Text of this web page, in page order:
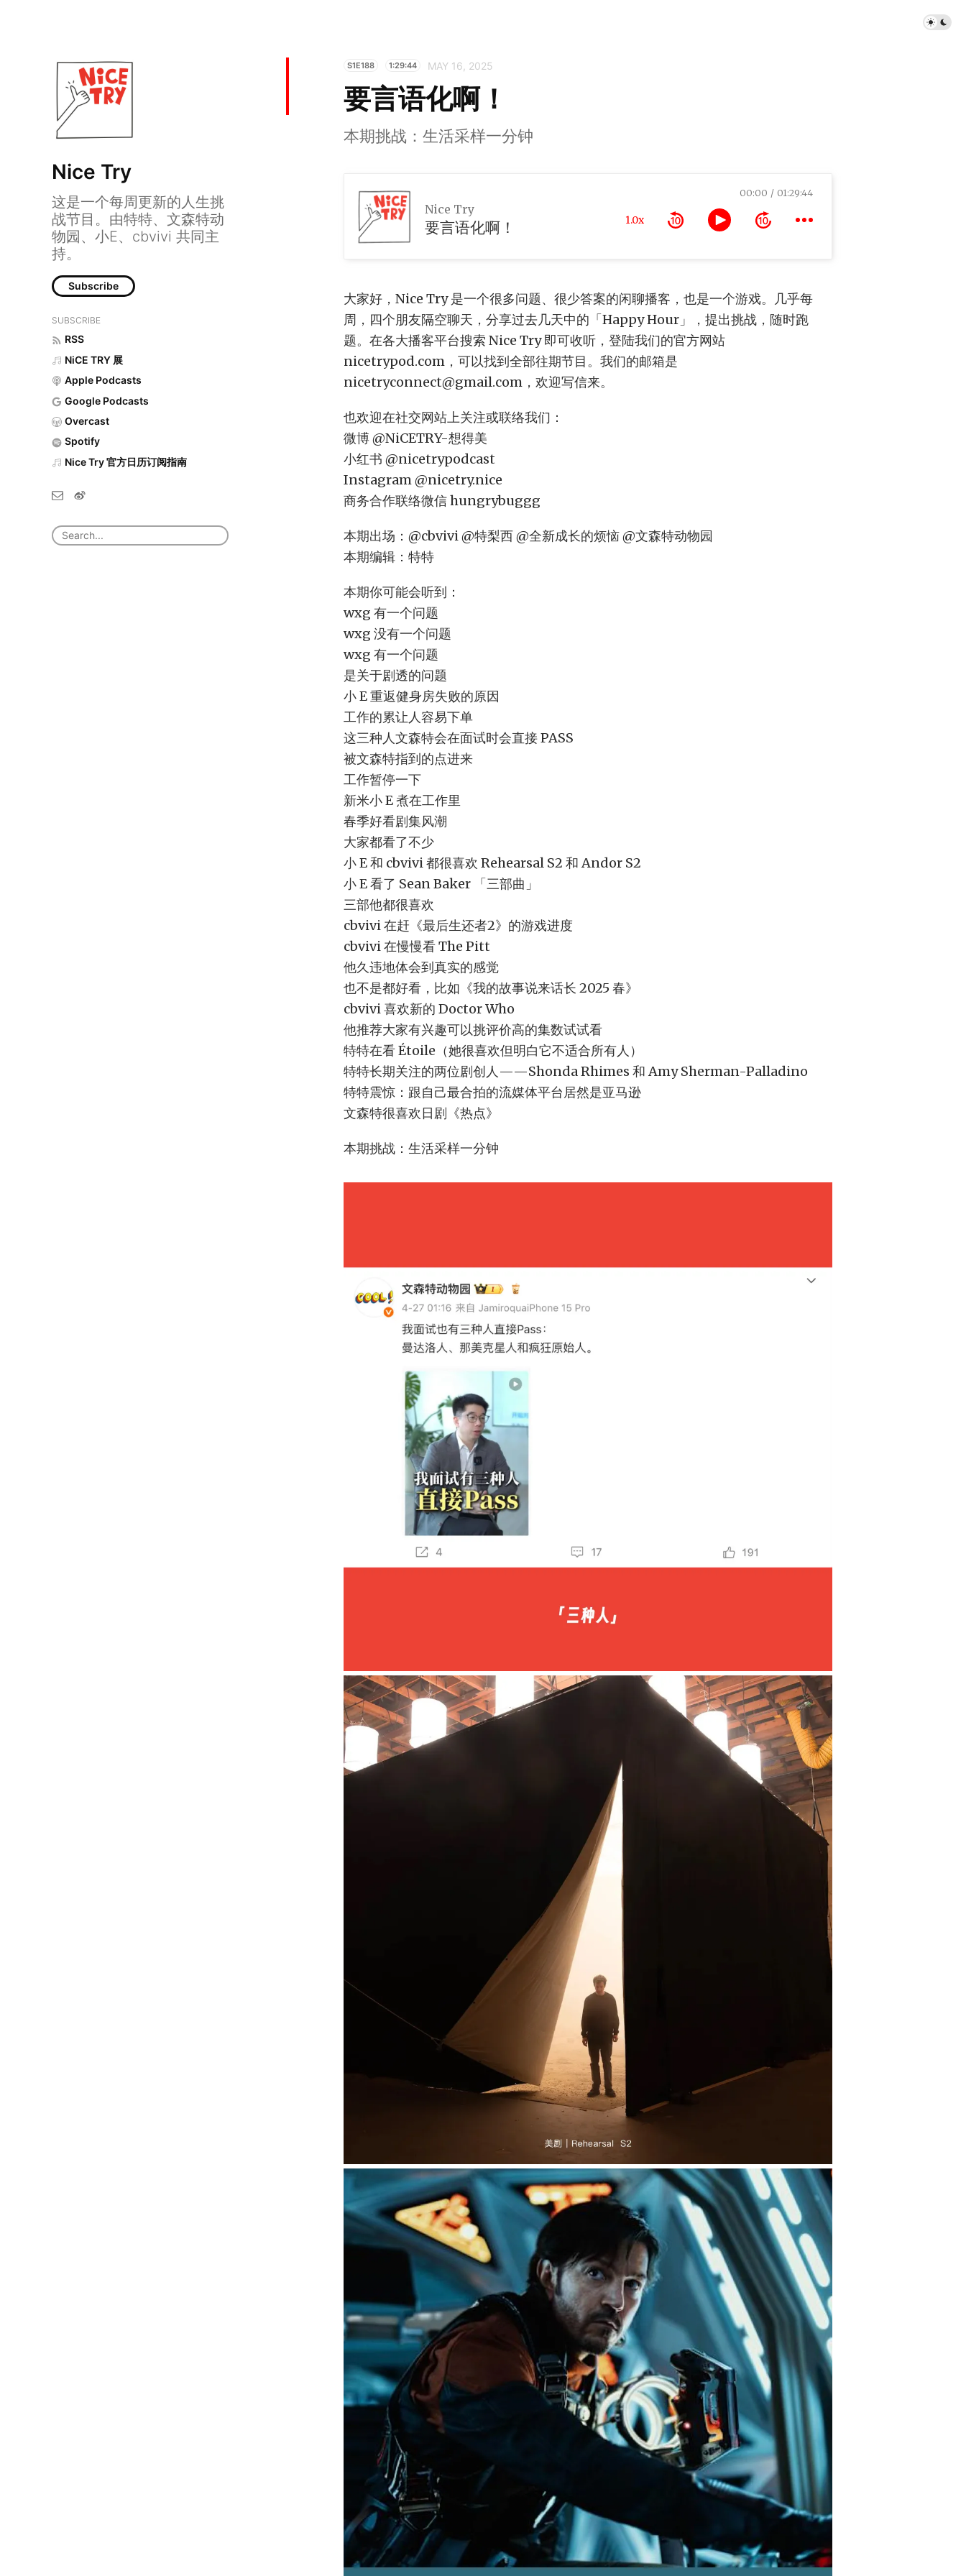
Nice Try
这是一个每周更新的人生挑
战节目。由特特、文森特动
物园、小E、cbvivi 共同主
持。
Subscribe
SUBSCRIBE
RSS
NiCE TRY 展
Apple Podcasts
Google Podcasts
Overcast
Spotify
Nice Try 官方日历订阅指南
S1E188 1:29:44 MAY 16, 2025
要言语化啊！
本期挑战：生活采样一分钟
Nice Try
要言语化啊！ 1.0x
00:00 01:29:44
大家好，Nice Try 是一个很多问题、很少答案的闲聊播客，也是一个游戏。几乎每
周，四个朋友隔空聊天，分享过去几天中的「Happy Hour」，提出挑战，随时跑
题。在各大播客平台搜索 Nice Try 即可收听，登陆我们的官方网站
nicetrypod.com，可以找到全部往期节目。我们的邮箱是
nicetryconnect@gmail.com ，欢迎写信来。
也欢迎在社交网站上关注或联络我们：
微博 @NiCETRY-想得美
小红书 @nicetrypodcast
Instagram @nicetry.nice
商务合作联络微信 hungrybuggg
本期出场：@cbvivi @特梨西 @全新成长的烦恼 @文森特动物园
本期编辑：特特
本期你可能会听到：
wxg 有一个问题
wxg 没有一个问题
wxg 有一个问题
是关于剧透的问题
小 E 重返健身房失败的原因
工作的累让人容易下单
这三种人文森特会在面试时会直接 PASS
被文森特指到的点进来
工作暂停一下
新米小 E 煮在工作里
春季好看剧集风潮
大家都看了不少
小 E 和 cbvivi 都很喜欢 Rehearsal S2 和 Andor S2
小 E 看了 Sean Baker 「三部曲」
三部他都很喜欢
cbvivi 在赶《最后生还者2》的游戏进度
cbvivi 在慢慢看 The Pitt
他久违地体会到真实的感觉
也不是都好看，比如《我的故事说来话长 2025 春》
cbvivi 喜欢新的 Doctor Who
他推荐大家有兴趣可以挑评价高的集数试试看
特特在看 Étoile（她很喜欢但明白它不适合所有人）
特特长期关注的两位剧创人——Shonda Rhimes 和 Amy Sherman-Palladino
特特震惊：跟自己最合拍的流媒体平台居然是亚马逊
文森特很喜欢日剧《热点》
本期挑战：生活采样一分钟